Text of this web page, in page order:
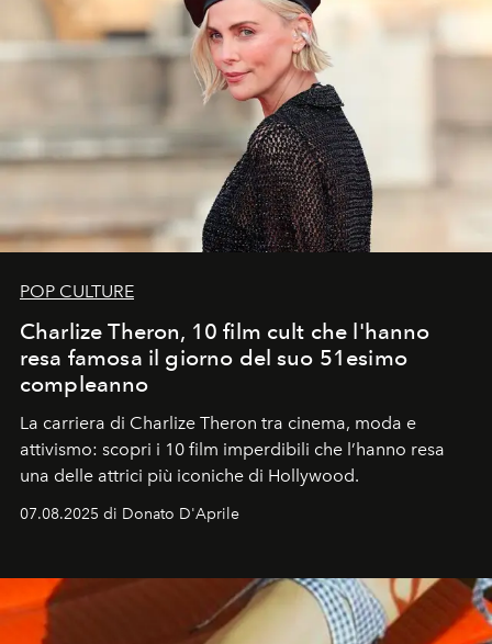
POP CULTURE
Charlize Theron, 10 film cult che l'hanno
resa famosa il giorno del suo 51esimo
compleanno
La carriera di Charlize Theron tra cinema, moda e
attivismo: scopri i 10 film imperdibili che l’hanno resa
una delle attrici più iconiche di Hollywood.
07.08.2025 di Donato D'Aprile